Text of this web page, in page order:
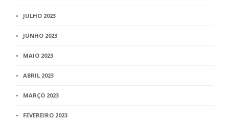
JULHO 2023
JUNHO 2023
MAIO 2023
ABRIL 2023
MARÇO 2023
FEVEREIRO 2023